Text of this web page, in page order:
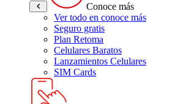
Conoce más
Ver todo en conoce más
Seguro gratis
Plan Retoma
Celulares Baratos
Lanzamientos Celulares
SIM Cards